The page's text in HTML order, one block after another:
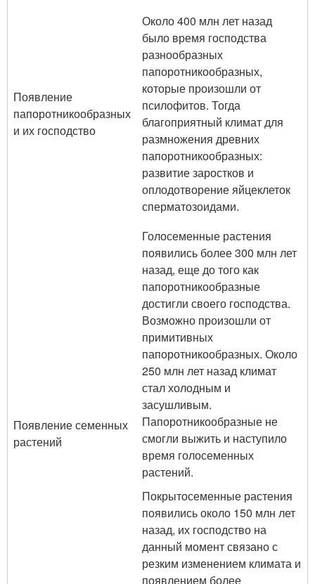
Появление
папоротникообразных
и их господство
Около 400 млн лет назад
было время господства
разнообразных
папоротникообразных,
которые произошли от
псилофитов. Тогда
благоприятный климат для
размножения древних
папоротникообразных:
развитие заростков и
оплодотворение яйцеклеток
сперматозоидами.
Появление семенных
растений
Голосеменные растения
появились более 300 млн лет
назад, еще до того как
папоротникообразные
достигли своего господства.
Возможно произошли от
примитивных
папоротникообразных. Около
250 млн лет назад климат
стал холодным и
засушливым.
Папоротникообразные не
смогли выжить и наступило
время голосеменных
растений.
Покрытосеменные растения
появились около 150 млн лет
назад, их господство на
данный момент связано с
резким изменением климата и
появлением более